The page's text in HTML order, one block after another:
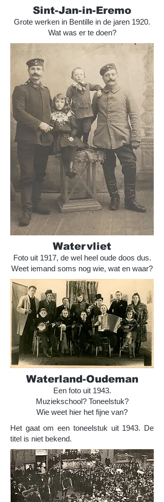
Sint-Jan-in-Eremo
Grote werken in Bentille in de jaren 1920.
Wat was er te doen?
Watervliet
Foto uit 1917, de wel heel oude doos dus.
Weet iemand soms nog wie, wat en waar?
Waterland-Oudeman
Een foto uit 1943.
Muziekschool? Toneelstuk?
Wie weet hier het fijne van?
Het gaat om een toneelstuk uit 1943. De
titel is niet bekend.